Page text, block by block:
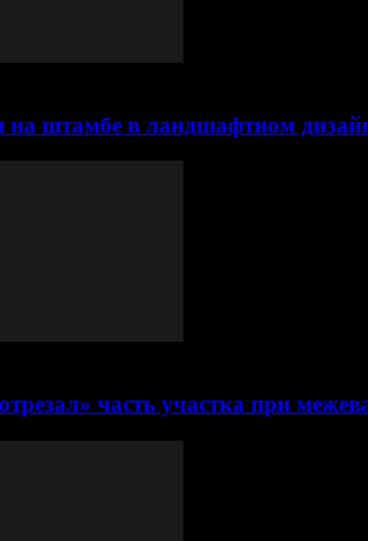
на штамбе в ландшафтном
часть участка при